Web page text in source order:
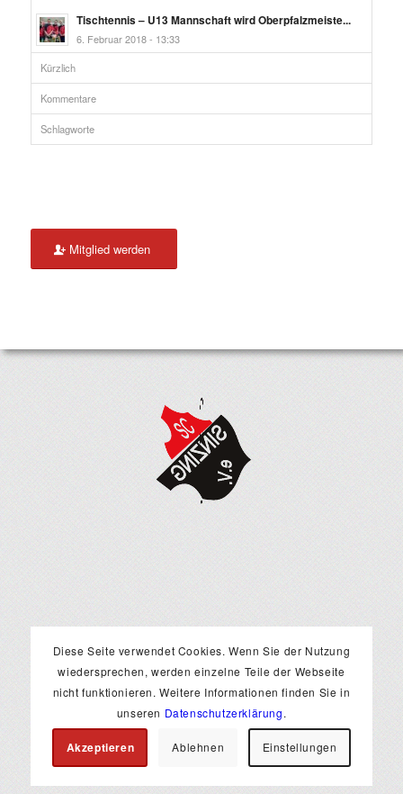
Tischtennis – U13 Mannschaft wird Oberpfalzmeiste...
6. Februar 2018 - 13:33
Kürzlich
Kommentare
Schlagworte
Mitglied werden
RECHTLICHES
Datenschutzerklärung
Diese Seite verwendet Cookies. Wenn Sie der Nutzung
wiedersprechen, werden einzelne Teile der Webseite
nicht funktionieren. Weitere Informationen finden Sie in
unseren Datenschutzerklärung.
Akzeptieren Ablehnen Einstellungen